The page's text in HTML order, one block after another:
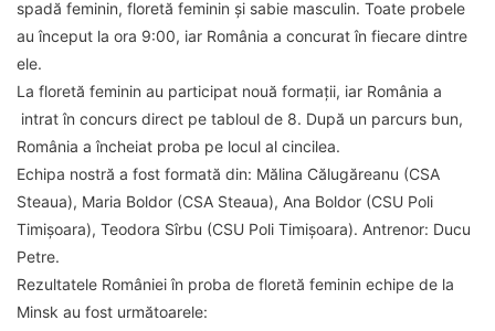
spadă feminin, floretă feminin și sabie masculin. Toate probele
au început la ora 9:00, iar România a concurat în fiecare dintre
ele.
La floretă feminin au participat nouă formații, iar România a
intrat în concurs direct pe tabloul de 8. După un parcurs bun,
România a încheiat proba pe locul al cincilea.
Echipa nostră a fost formată din: Mălina Călugăreanu (CSA
Steaua), Maria Boldor (CSA Steaua), Ana Boldor (CSU Poli
Timișoara), Teodora Sîrbu (CSU Poli Timișoara). Antrenor: Ducu
Petre.
Rezultatele României în proba de floretă feminin echipe de la
Minsk au fost următoarele: